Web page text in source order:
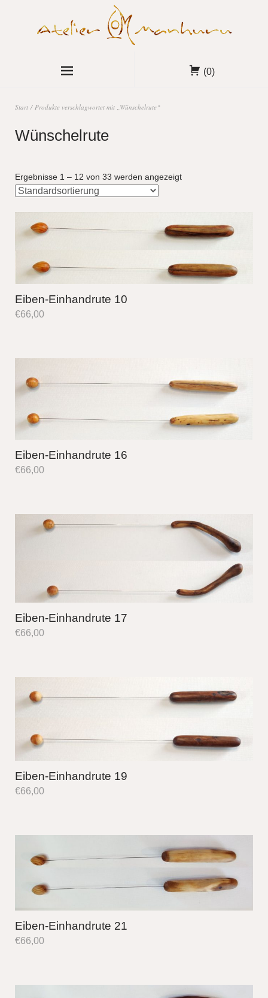
(0)
Start / Produkte verschlagwortet mit „Wünschelrute“
Wünschelrute
Ergebnisse 1 – 12 von 33 werden angezeigt
Eiben-Einhandrute 10
€66,00
Eiben-Einhandrute 16
€66,00
Eiben-Einhandrute 17
€66,00
Eiben-Einhandrute 19
€66,00
Eiben-Einhandrute 21
€66,00